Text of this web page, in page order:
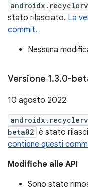
stato rilasciato. La
commit.
Nessuna
Versione 1.3.0-
10 agosto 2022
beta02 è stato
contiene questi
Modifiche alle API
Sono state